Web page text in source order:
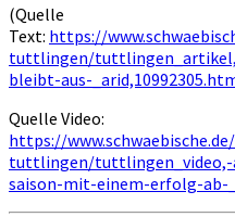
(Quelle
Text: https://
tuttlingen/
bleibt-aus-
Quelle Video:
https://
tuttlingen/tuttlingen_video,-
saison-mit-einem-erfolg-ab-